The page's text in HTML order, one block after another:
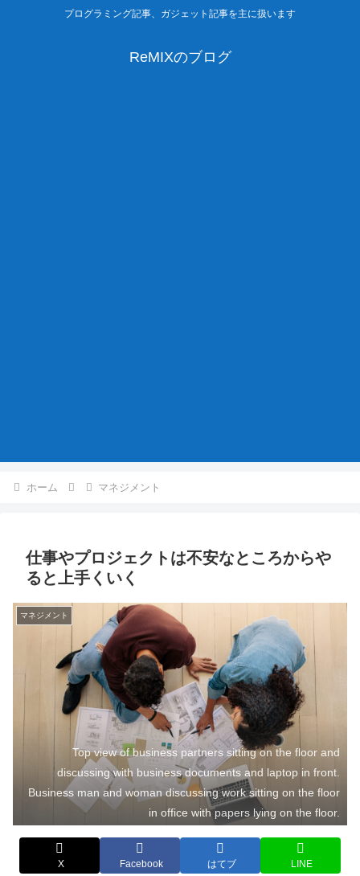
プログラミング記事、ガジェット記事を主に扱います
ReMIXのブログ
ホーム マネジメント
仕事やプロジェクトは不安なところからや
ると上手くいく
マネジメント
Top view of business partners sitting on the floor and
discussing with business documents and laptop in front.
Business man and woman discussing work sitting on the floor
in office with papers lying on the floor.
X Facebook はてブ LINE